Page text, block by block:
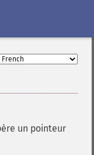
un pointeur